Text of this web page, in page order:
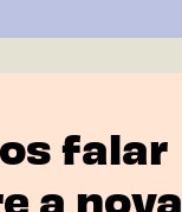
falar
a nova